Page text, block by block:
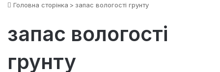
Головна сторінка > запас вологості грунту
запас вологості
грунту